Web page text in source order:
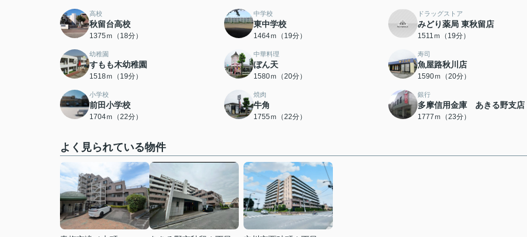
高校
秋留台高校
1375ｍ（18分）
中学校
東中学校
1464ｍ（19分）
ドラッグストア
みどり薬局 東秋留店
1511ｍ（19分）
幼稚園
すもも木幼稚園
1518ｍ（19分）
中華料理
ぼん天
1580ｍ（20分）
寿司
魚屋路秋川店
1590ｍ（20分）
小学校
前田小学校
1704ｍ（22分）
焼肉
牛角
1755ｍ（22分）
銀行
多摩信用金庫 あきる野支店
1777ｍ（23分）
よく見られている物件